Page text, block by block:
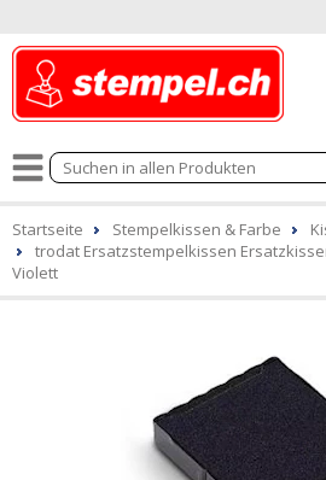
Startseite Stempelkissen & Farbe
trodat Ersatzstempelkissen
Violett